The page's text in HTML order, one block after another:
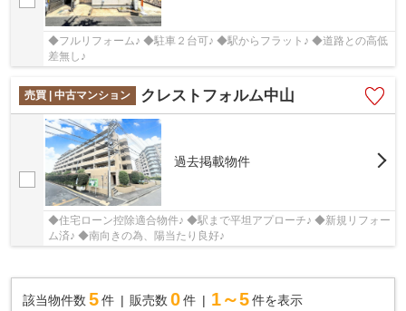
◆フルリフォーム♪ ◆駐車２台可♪ ◆駅からフラット♪ ◆道路との高低
差無し♪
売買 | 中古マンション クレストフォルム中山
過去掲載物件
◆住宅ローン控除適合物件♪ ◆駅まで平坦アプローチ♪ ◆新規リフォー
ム済♪ ◆南向きの為、陽当たり良好♪
該当物件数 5件 販売数 0 件 1～5 件を表示